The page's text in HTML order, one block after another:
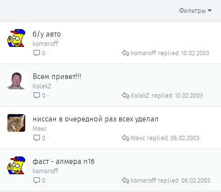
Фильтры
б/у авто
komaroff
0
10.02.2003
komaroff
Всем привет!!!
KolekZ
0
10.02.2003
KolekZ
ниссан в очередной раз всех уделал
Макс
0
06.02.2003
Макс
фаст - алмера n16
komaroff
0
06.02.2003
komaroff